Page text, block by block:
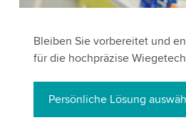
Bleiben Sie vorbereitet und
für die hochpräzise
Persönliche Lösung